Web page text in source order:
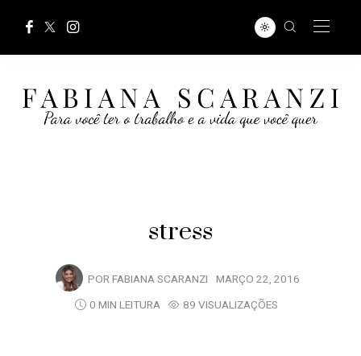
stress
POR FABIANA SCARANZI MARÇO 22, 2016
0 MIN LEITURA
89 VISUALIZAÇÕES